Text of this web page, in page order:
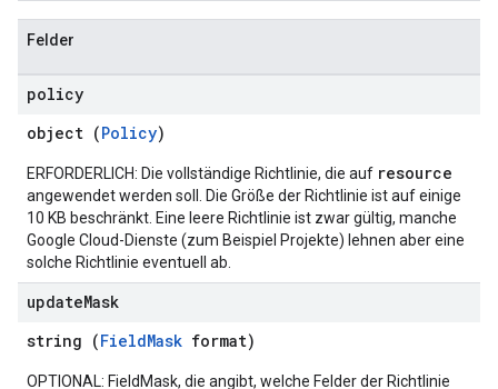
Felder
policy
object (Policy)
ERFORDERLICH: Die vollständige Richtlinie, die auf resource
angewendet werden soll. Die Größe der Richtlinie ist auf einige
10 KB beschränkt. Eine leere Richtlinie ist zwar gültig, manche
Google Cloud-Dienste (zum Beispiel Projekte) lehnen aber eine
solche Richtlinie eventuell ab.
updateMask
string (FieldMask format)
OPTIONAL: FieldMask, die angibt, welche Felder der Richtlinie